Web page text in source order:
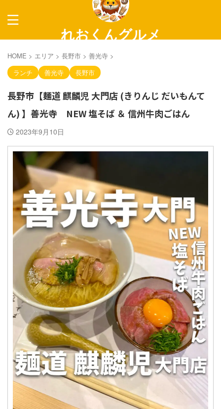
れおくんグルメ
HOME > エリア > 長野市 > 善光寺 >
ランチ
善光寺 長野市
長野市【麺道 麒麟児 大門店 (きりんじ だいもんて
ん) 】善光寺 NEW 塩そば ＆ 信州牛肉ごはん
2023年9月10日